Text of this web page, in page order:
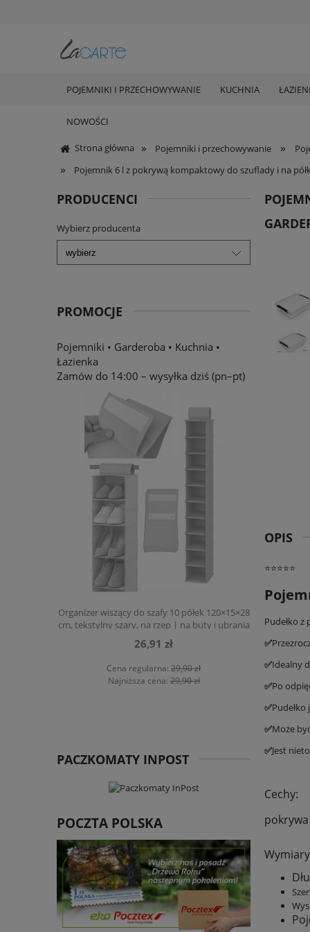
POJEMNIKI I PRZECHOWYWANIE KUCHNIA
NOWOŚCI
Strona główna » Pojemniki i przechowywanie »
» Pojemnik 6 l z pokrywą kompaktowy do szuflady i na
PRODUCENCI
Wybierz producenta
PROMOCJE
Pojemniki • Garderoba • Kuchnia •
Łazienka
Zamów do 14:00 – wysyłka dziś (pn–pt)
Organizer wiszący do szafy 10 półek 120×15×28
cm, tekstylny szary, na rzep | na buty i ubrania
26,91 zł
Cena regularna: 29,90 zł
Najniższa cena:29,90 zł
PACZKOMATY INPOST
POCZTA POLSKA
OPIS
⭐⭐⭐⭐⭐
Pudełko z
✅
✅Idealny
✅Po
✅
✅Może
✅Jest
Cechy: